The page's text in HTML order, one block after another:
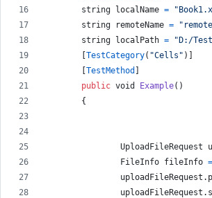
string
localName =
string
remoteName =
string
localPath = "D:/
TestCategory( "Cells" )
TestMethod
public void Example( )
{
UploadFileRequest
FileInfo fileInfo =
uploadFileRequest .
uploadFileRequest .